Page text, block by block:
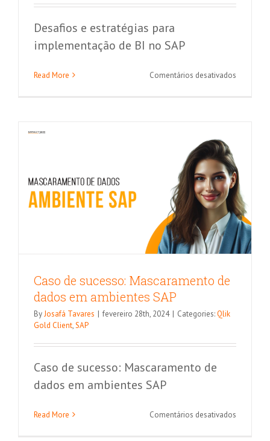
Desafios e estratégias para
implementação de BI no SAP
Read More Comentários desativados
no
SAP
Caso de sucesso: Mascaramento de
dados em ambientes SAP
Caso de sucesso: Mascaramento de
dados em ambientes SAP
ByJosafá Tavares | fevereiro 28th, 2024 | Categories:Qlik
Gold Client,SAP
Caso de sucesso: Mascaramento de
dados em ambientes SAP
Read More Comentários desativados